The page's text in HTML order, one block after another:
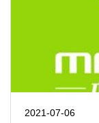
2021-07-06